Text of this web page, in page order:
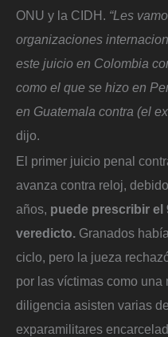
ONU y la CIDH. “Les
organizaciones
este juicio en Colombia
como el que se hizo en
en Guatemala contra (el
dijo.
El primer juicio penal
avanza contra reloj,
años, puede prescribir el
veredicto. Granados
ciclo, pero la jueza
por las víctimas como una
diligencia asisten varias
exparamilitares